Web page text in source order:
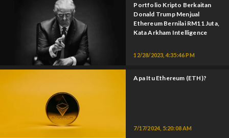
Portfolio Kripto Berkaitan
Donald Trump Menjual
Ethereum Bernilai RM11 Juta,
Kata Arkham Intelligence
12/28/2023, 4:35:46 PM
Apa Itu Ethereum (ETH)?
7/17/2024, 5:20:08 AM